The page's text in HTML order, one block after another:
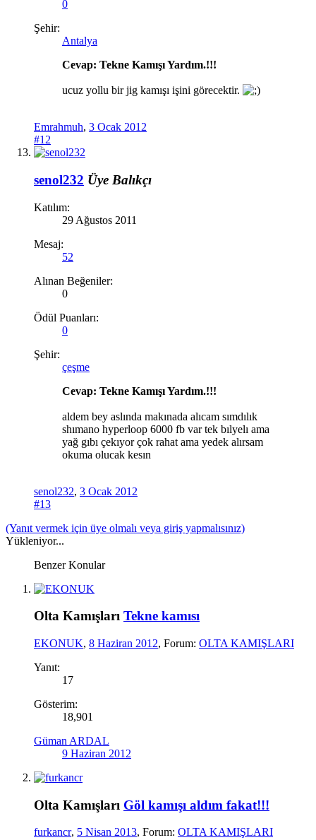
0
Şehir:
Antalya
Cevap: Tekne Kamışı Yardım.!!!
ucuz yollu bir jig kamışı işini görecektir.
Emrahmuh, 3 Ocak 2012
#12
senol232 Üye Balıkçı
Katılım:
29 Ağustos 2011
Mesaj:
52
Alınan Beğeniler:
0
Ödül Puanları:
0
Şehir:
çeşme
Cevap: Tekne Kamışı Yardım.!!!
aldem bey aslında makınada alıcam sımdılık
shımano hyperloop 6000 fb var tek bılyelı ama
yağ gıbı çekıyor çok rahat ama yedek alırsam
okuma olucak kesın
senol232, 3 Ocak 2012
#13
(Yanıt vermek için üye olmalı veya giriş yapmalısınız)
Yükleniyor...
Benzer Konular
Olta Kamışları Tekne kamısı
EKONUK, 8 Haziran 2012, Forum: OLTA KAMIŞLARI
Yanıt:
17
Gösterim:
18,901
Güman ARDAL
9 Haziran 2012
Olta Kamışları Göl kamışı aldım fakat!!!
furkancr, 5 Nisan 2013, Forum: OLTA KAMIŞLARI